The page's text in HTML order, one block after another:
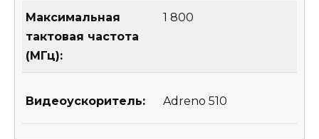
Максимальная
тактовая частота
(МГц):
1 800
Видеоускоритель: Adreno 510